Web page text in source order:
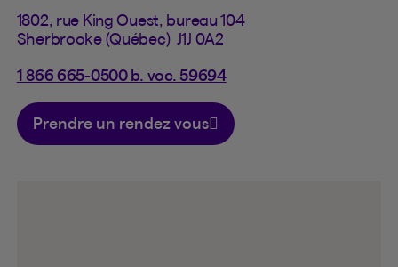
1802, rue King Ouest, bureau 104
Sherbrooke (Québec) J1J 0A2
1 866 665-0500 b. voc. 59694
Prendre un rendez vous